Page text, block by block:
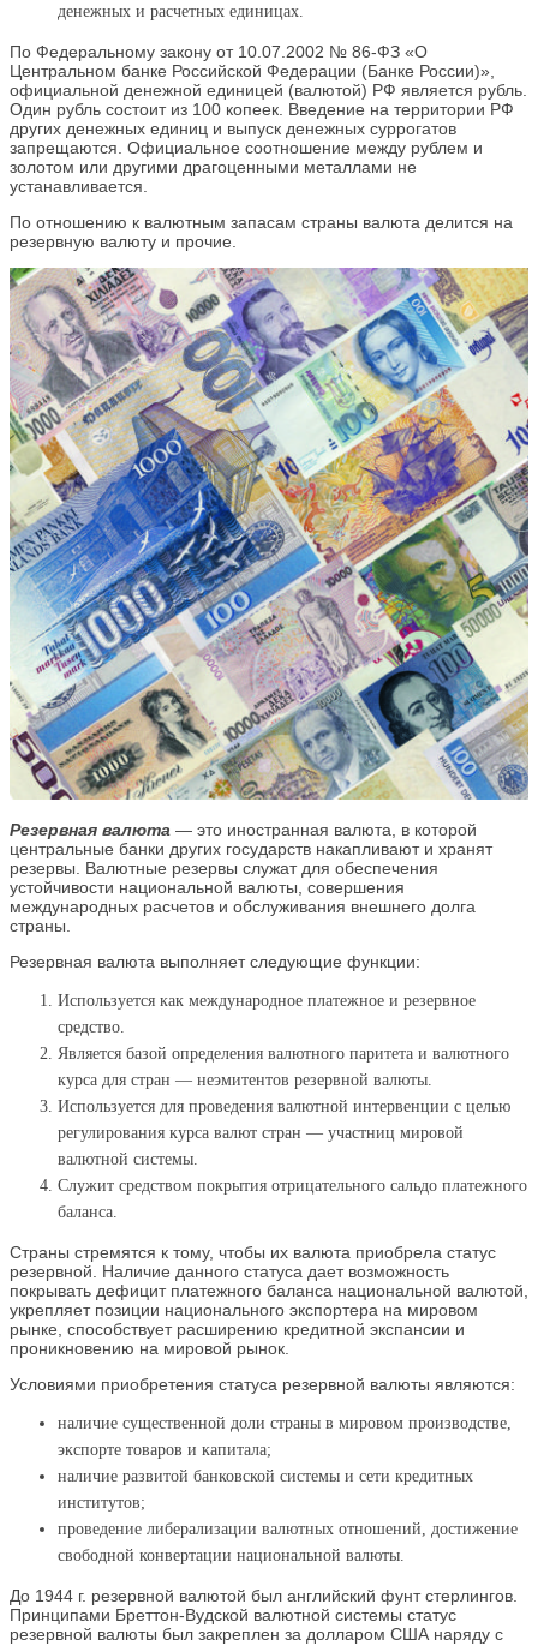
денежных и расчетных единицах.
По Федеральному закону от 10.07.2002 № 86-ФЗ «О
Центральном банке Российской Федерации (Банке России)»,
официальной денежной единицей (валютой) РФ является рубль.
Один рубль состоит из 100 копеек. Введение на территории РФ
других денежных единиц и выпуск денежных суррогатов
запрещаются. Официальное соотношение между рублем и
золотом или другими драгоценными металлами не
устанавливается.
По отношению к валютным запасам страны валюта делится на
резервную валюту и прочие.
Резервная валюта — это иностранная валюта, в которой
центральные банки других государств накапливают и хранят
резервы. Валютные резервы служат для обеспечения
устойчивости национальной валюты, совершения
международных расчетов и обслуживания внешнего долга
страны.
Резервная валюта выполняет следующие функции:
Используется как международное платежное и резервное
средство.
Является базой определения валютного паритета и валютного
курса для стран — неэмитентов резервной валюты.
Используется для проведения валютной интервенции с целью
регулирования курса валют стран — участниц мировой
валютной системы.
Служит средством покрытия отрицательного сальдо платежного
баланса.
Страны стремятся к тому, чтобы их валюта приобрела статус
резервной. Наличие данного статуса дает возможность
покрывать дефицит платежного баланса национальной валютой,
укрепляет позиции национального экспортера на мировом
рынке, способствует расширению кредитной экспансии и
проникновению на мировой рынок.
Условиями приобретения статуса резервной валюты являются:
наличие существенной доли страны в мировом производстве,
экспорте товаров и капитала;
наличие развитой банковской системы и сети кредитных
институтов;
проведение либерализации валютных отношений, достижение
свободной конвертации национальной валюты.
До 1944 г. резервной валютой был английский фунт стерлингов.
Принципами Бреттон-Вудской валютной системы статус
резервной валюты был закреплен за долларом США наряду с